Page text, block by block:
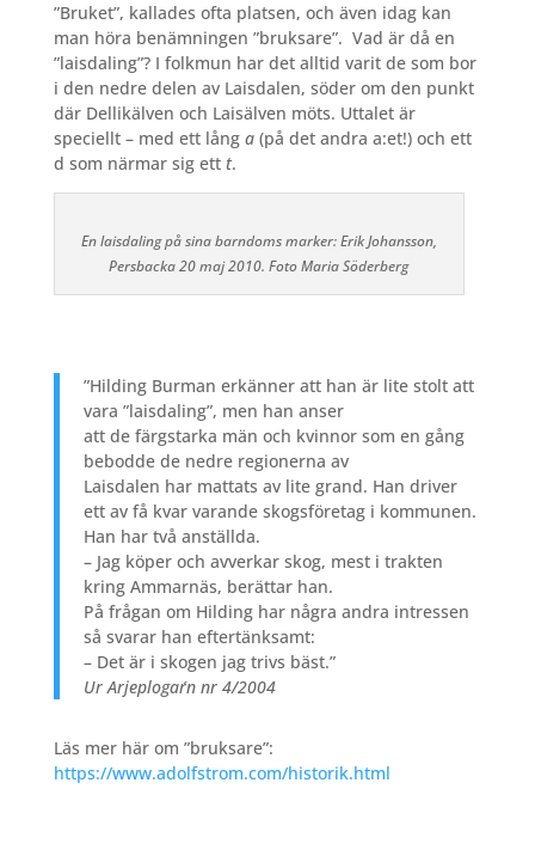
”Bruket”, kallades ofta platsen, och även idag kan
man höra benämningen ”bruksare”. Vad är då en
”laisdaling”? I folkmun har det alltid varit de som bor
i den nedre delen av Laisdalen, söder om den punkt
där Dellikälven och Laisälven möts. Uttalet är
speciellt – med ett lång a (på det andra a:et!) och ett
d som närmar sig ett t.
En laisdaling på sina barndoms marker: Erik Johansson,
Persbacka 20 maj 2010. Foto Maria Söderberg
”Hilding Burman erkänner att han är lite stolt att
vara ”laisdaling”, men han anser
att de färgstarka män och kvinnor som en gång
bebodde de nedre regionerna av
Laisdalen har mattats av lite grand. Han driver
ett av få kvar varande skogsföretag i kommunen.
Han har två anställda.
– Jag köper och avverkar skog, mest i trakten
kring Ammarnäs, berättar han.
På frågan om Hilding har några andra intressen
så svarar han eftertänksamt:
– Det är i skogen jag trivs bäst.”
Ur Arjeplogar´n nr 4/2004
Läs mer här om ”bruksare”:
https://www.adolfstrom.com/historik.html